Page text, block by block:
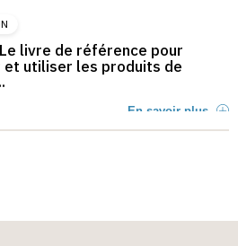
Le livre de référence pour
et utiliser les produits de
En savoir plus